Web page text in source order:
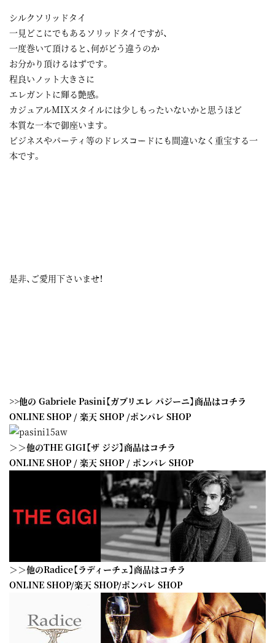
シルクソリッドタイ
一見どこにでもあるソリッドタイですが、
一度巻いて頂けると、何がどう違うのか
お分かり頂けるはずです。
程良いノット大きさに
エレガントに輝る艶感。
カジュアルMIXスタイルには少しもったいないかと思うほど
本質な一本で御座います。
ビジネスやパーティ等のドレスコードにも間違いなく重宝する一
本です。
是非、ご愛用下さいませ！
>>他の Gabriele Pasini【ガブリエレ パジーニ】商品はコチラ
ONLINE SHOP / 楽天 SHOP /ポンパレ SHOP
＞＞他のTHE GIGI【ザ ジジ】商品はコチラ
ONLINE SHOP / 楽天 SHOP / ポンパレ SHOP
＞＞他のRadice【ラディーチェ】商品はコチラ
ONLINE SHOP/楽天 SHOP/ポンパレ SHOP